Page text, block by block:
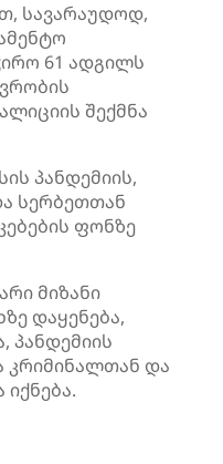
სავარაუდოდ,
61 ადგილს
შექმნა
პანდემიის,
სერბეთთან
ფონზე
მიზანი
დაყენება,
პანდემიის
კრიმინალთან და